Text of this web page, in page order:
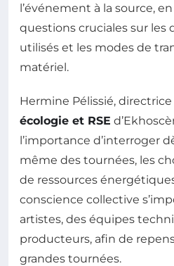
l’événement à la source,
questions cruciales sur les
utilisés et les modes de
matériel.
Hermine Pélissié,
écologie et RSE
l’importance d’interroger
même des tournées, les
de ressources
conscience collective
artistes, des équipes
producteurs, afin de
grandes tournées.